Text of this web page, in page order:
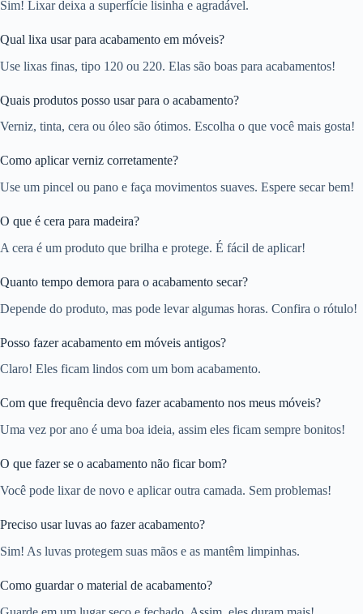
Sim! Lixar deixa a superfície lisinha e agradável.
Qual lixa usar para acabamento em móveis?
Use lixas finas, tipo 120 ou 220. Elas são boas para acabamentos!
Quais produtos posso usar para o acabamento?
Verniz, tinta, cera ou óleo são ótimos. Escolha o que você mais gosta!
Como aplicar verniz corretamente?
Use um pincel ou pano e faça movimentos suaves. Espere secar bem!
O que é cera para madeira?
A cera é um produto que brilha e protege. É fácil de aplicar!
Quanto tempo demora para o acabamento secar?
Depende do produto, mas pode levar algumas horas. Confira o rótulo!
Posso fazer acabamento em móveis antigos?
Claro! Eles ficam lindos com um bom acabamento.
Com que frequência devo fazer acabamento nos meus móveis?
Uma vez por ano é uma boa ideia, assim eles ficam sempre bonitos!
O que fazer se o acabamento não ficar bom?
Você pode lixar de novo e aplicar outra camada. Sem problemas!
Preciso usar luvas ao fazer acabamento?
Sim! As luvas protegem suas mãos e as mantêm limpinhas.
Como guardar o material de acabamento?